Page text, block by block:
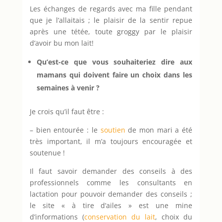
Les échanges de regards avec ma fille pendant
que je l’allaitais ; le plaisir de la sentir repue
après une tétée, toute groggy par le plaisir
d’avoir bu mon lait!
Qu’est-ce que vous souhaiteriez dire aux
mamans qui doivent faire un choix dans les
semaines à venir ?
Je crois qu’il faut être :
– bien entourée : le soutiende mon mari a été
très important, il m’a toujours encouragée et
soutenue !
Il faut savoir demander des conseils à des
professionnels comme les consultants en
lactation pour pouvoir demander des conseils ;
le site « à tire d’ailes » est une mine
d’informations (conservation du lait, choix du